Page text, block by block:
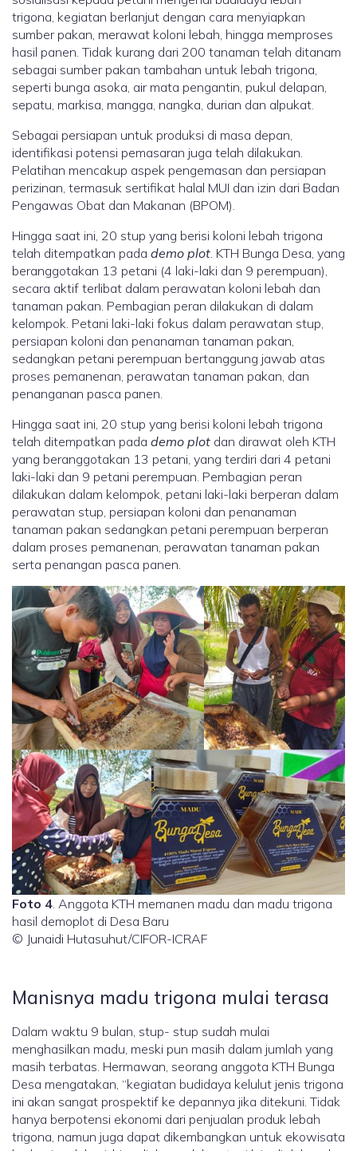
trigona, kegiatan berlanjut dengan cara menyiapkan
sumber pakan, merawat koloni lebah, hingga memproses
hasil panen. Tidak kurang dari 200 tanaman telah ditanam
sebagai sumber pakan tambahan untuk lebah trigona,
seperti bunga asoka, air mata pengantin, pukul delapan,
sepatu, markisa, mangga, nangka, durian dan alpukat.
Sebagai persiapan untuk produksi di masa depan,
identifikasi potensi pemasaran juga telah dilakukan.
Pelatihan mencakup aspek pengemasan dan persiapan
perizinan, termasuk sertifikat halal MUI dan izin dari Badan
Pengawas Obat dan Makanan (BPOM).
Hingga saat ini, 20 stup yang berisi koloni lebah trigona
telah ditempatkan pada demo plot . KTH Bunga Desa, yang
beranggotakan 13 petani (4 laki-laki dan 9 perempuan),
secara aktif terlibat dalam perawatan koloni lebah dan
tanaman pakan. Pembagian peran dilakukan di dalam
kelompok. Petani laki-laki fokus dalam perawatan stup,
persiapan koloni dan penanaman tanaman pakan,
sedangkan petani perempuan bertanggung jawab atas
proses pemanenan, perawatan tanaman pakan, dan
penanganan pasca panen.
Hingga saat ini, 20 stup yang berisi koloni lebah trigona
telah ditempatkan pada demo plot dan dirawat oleh KTH
yang beranggotakan 13 petani, yang terdiri dari 4 petani
laki-laki dan 9 petani perempuan. Pembagian peran
dilakukan dalam kelompok, petani laki-laki berperan dalam
perawatan stup, persiapan koloni dan penanaman
tanaman pakan sedangkan petani perempuan berperan
dalam proses pemanenan, perawatan tanaman pakan
serta penangan pasca panen.
Foto 4. Anggota KTH memanen madu dan madu trigona
hasil demoplot di Desa Baru
© Junaidi Hutasuhut/CIFOR-ICRAF
Manisnya madu trigona mulai terasa
Dalam waktu 9 bulan, stup- stup sudah mulai
menghasilkan madu, meski pun masih dalam jumlah yang
masih terbatas. Hermawan, seorang anggota KTH Bunga
Desa mengatakan, “kegiatan budidaya kelulut jenis trigona
ini akan sangat prospektif ke depannya jika ditekuni. Tidak
hanya berpotensi ekonomi dari penjualan produk lebah
trigona, namun juga dapat dikembangkan untuk ekowisata